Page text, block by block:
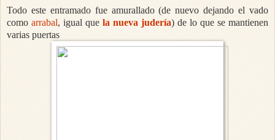
Todo este entramado fue amurallado (de nuevo dejando el vado
como arrabal, igual que la nueva judería) de lo que se mantienen
varias puertas